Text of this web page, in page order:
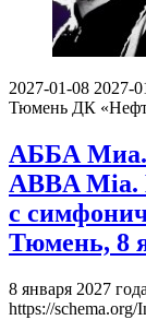
2027-01-08 2027-
Тюмень ДК
АББА Миа.
ABBA Mia.
с
Тюмень, 8
8 января 2027
https://schema.org/